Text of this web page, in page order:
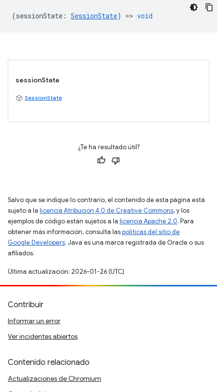
(sessionState : SessionState) => void
sessionState
SessionState
¿Te ha resultado útil?
Salvo que se indique lo contrario, el contenido de esta página está
sujeto a la licencia Atribución 4.0 de Creative Commons, y los
ejemplos de código están sujetos a la licencia Apache 2.0. Para
obtener más información, consulta laspolíticas del sitio de
Google Developers. Java es una marca registrada de Oracle o sus
afiliados.
Última actualización: 2026-01-26 (UTC)
Contribuir
Informar un error
Ver incidentes abiertos
Contenido relacionado
Actualizaciones de Chromium